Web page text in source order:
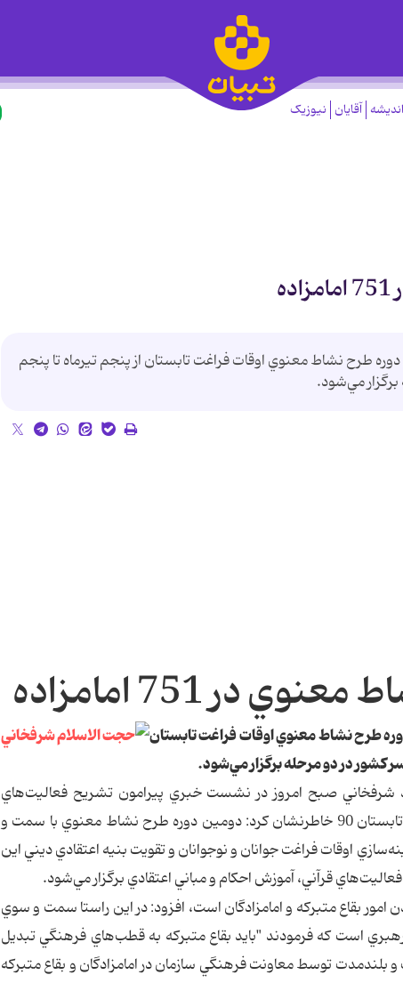
آقایان نیوزیک
طرح نشاط معنوي اوقات فراغت تابستان از پنجم تيرماه تا پنجم
751 امامزاده
طرح نشاط معنوي اوقات فراغت تابستان
شرفخاني صبح امروز در نشست خبري پيرامون تشريح فعاليت‌هاي
فرهنگي سازمان اوقاف و امور خيريه و طرح نشاط معنوي تابستان 90 خاطرنشان كرد: دومين دوره طرح نشاط معنوي با سمت و
اوقات فراغت جوانان و نوجوانان و تقويت بنيه اعتقادي ديني اين
قرآني، ‌آموزش احكام و مباني اعتقادي برگزار مي‌شود.
امور بقاع متبركه و امامزادگان است، افزود: در اين راستا سمت و سوي
است كه فرمودند "بايد بقاع متبركه به قطب‌هاي فرهنگي تبديل
بلندمدت توسط معاونت فرهنگي سازمان در امامزادگان و بقاع متبركه